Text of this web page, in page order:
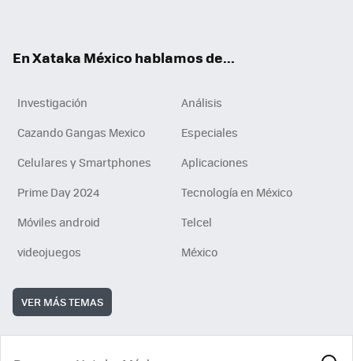
En Xataka México hablamos de...
Investigación
Análisis
Cazando Gangas Mexico
Especiales
Celulares y Smartphones
Aplicaciones
Prime Day 2024
Tecnología en México
Móviles android
Telcel
videojuegos
México
VER MÁS TEMAS